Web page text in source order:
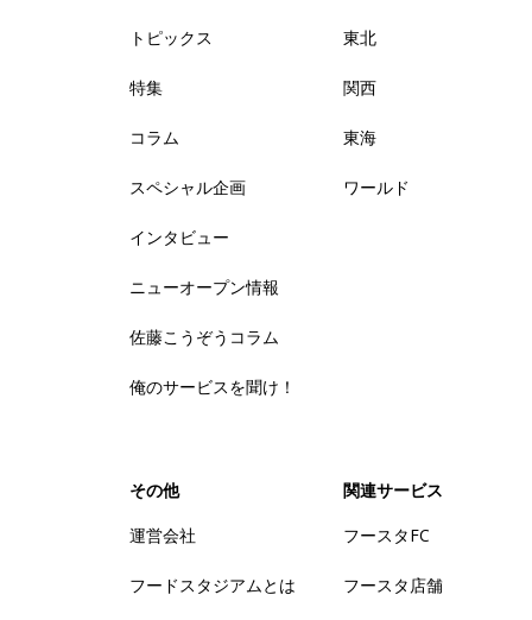
トピックス
特集
コラム
スペシャル企画
インタビュー
ニューオープン情報
佐藤こうぞうコラム
俺のサービスを聞け！
東北
関西
東海
ワールド
その他
運営会社
フードスタジアムとは
関連サービス
フースタFC
フースタ店舗